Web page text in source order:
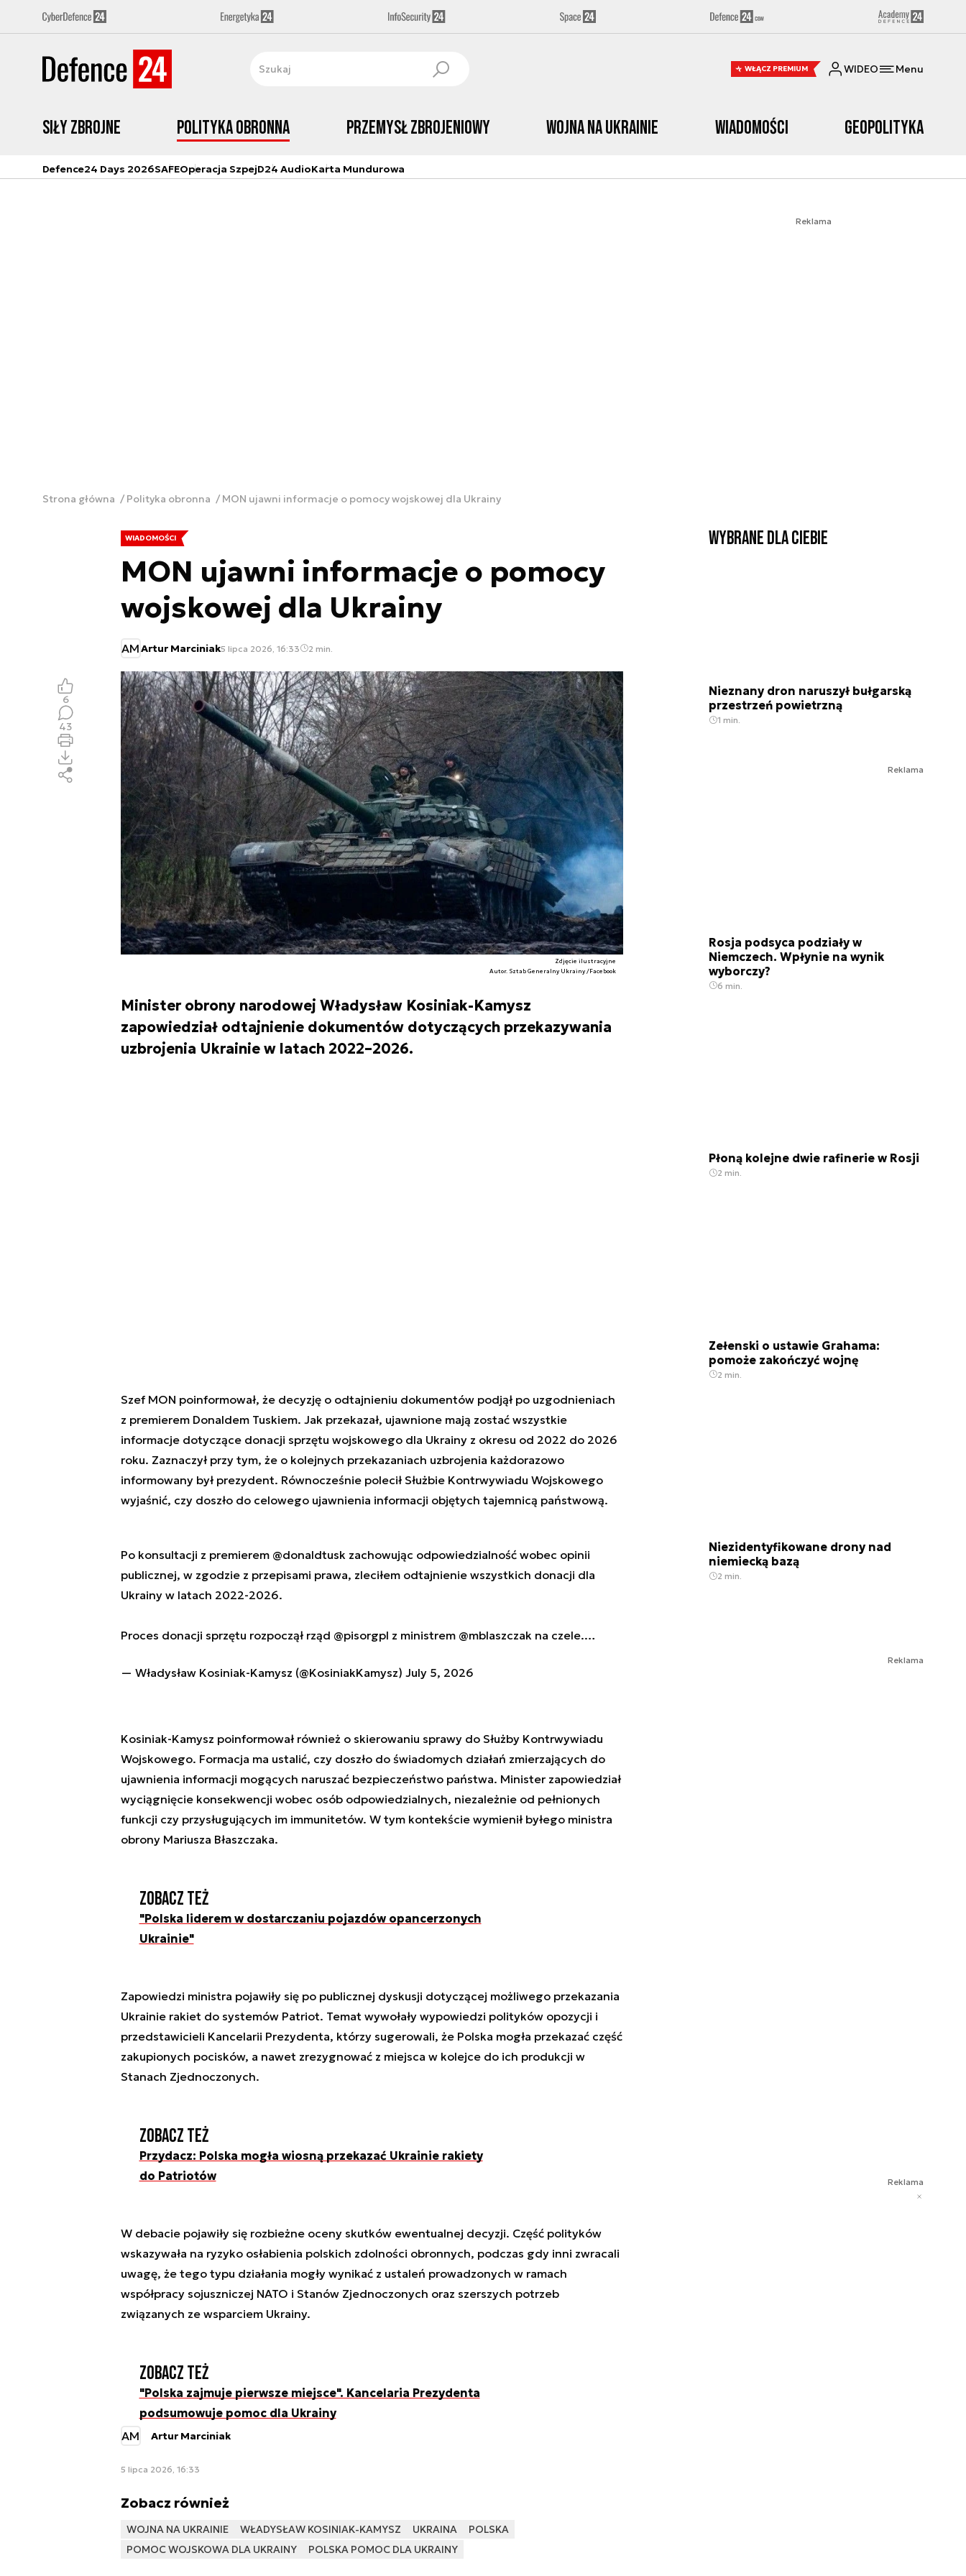
WŁĄCZ PREMIUM WIDEO Menu
Siły zbrojne Polityka obronna Przemysł Zbrojeniowy Wojna na Ukrainie Wiadomości Geopolityka
Defence24 Days 2026SAFEOperacja SzpejD24 AudioKarta Mundurowa
Reklama
Strona główna Polityka obronna MON ujawni informacje o pomocy wojskowej dla Ukrainy
WIADOMOŚCI
MON ujawni informacje o pomocy
wojskowej dla Ukrainy
AMArtur Marciniak5 lipca 2026, 16:33 2 min.
Zdjęcie ilustracyjne
Autor. Sztab Generalny Ukrainy /Facebook
Minister obrony narodowej Władysław Kosiniak-Kamysz
zapowiedział odtajnienie dokumentów dotyczących przekazywania
uzbrojenia Ukrainie w latach 2022–2026.
6
43
Szef MON poinformował, że decyzję o odtajnieniu dokumentów podjął po uzgodnieniach
z premierem Donaldem Tuskiem. Jak przekazał, ujawnione mają zostać wszystkie
informacje dotyczące donacji sprzętu wojskowego dla Ukrainy z okresu od 2022 do 2026
roku. Zaznaczył przy tym, że o kolejnych przekazaniach uzbrojenia każdorazowo
informowany był prezydent. Równocześnie polecił Służbie Kontrwywiadu Wojskowego
wyjaśnić, czy doszło do celowego ujawnienia informacji objętych tajemnicą państwową.
Po konsultacji z premierem @donaldtuskzachowując odpowiedzialność wobec opinii
publicznej, w zgodzie z przepisami prawa, zleciłem odtajnienie wszystkich donacji dla
Ukrainy w latach 2022-2026.
Proces donacji sprzętu rozpoczął rząd @pisorgpl z ministrem @mblaszczakna czele.…
— Władysław Kosiniak-Kamysz (@KosiniakKamysz) July 5, 2026
Kosiniak-Kamysz poinformował również o skierowaniu sprawy do Służby Kontrwywiadu
Wojskowego. Formacja ma ustalić, czy doszło do świadomych działań zmierzających do
ujawnienia informacji mogących naruszać bezpieczeństwo państwa. Minister zapowiedział
wyciągnięcie konsekwencji wobec osób odpowiedzialnych, niezależnie od pełnionych
funkcji czy przysługujących im immunitetów. W tym kontekście wymienił byłego ministra
obrony Mariusza Błaszczaka.
Zobacz też
"Polska liderem w dostarczaniu pojazdów opancerzonych
Ukrainie"
Zapowiedzi ministra pojawiły się po publicznej dyskusji dotyczącej możliwego przekazania
Ukrainie rakiet do systemów Patriot. Temat wywołały wypowiedzi polityków opozycji i
przedstawicieli Kancelarii Prezydenta, którzy sugerowali, że Polska mogła przekazać część
zakupionych pocisków, a nawet zrezygnować z miejsca w kolejce do ich produkcji w
Stanach Zjednoczonych.
Zobacz też
Przydacz: Polska mogła wiosną przekazać Ukrainie rakiety
do Patriotów
W debacie pojawiły się rozbieżne oceny skutków ewentualnej decyzji. Część polityków
wskazywała na ryzyko osłabienia polskich zdolności obronnych, podczas gdy inni zwracali
uwagę, że tego typu działania mogły wynikać z ustaleń prowadzonych w ramach
współpracy sojuszniczej NATO i Stanów Zjednoczonych oraz szerszych potrzeb
związanych ze wsparciem Ukrainy.
Zobacz też
"Polska zajmuje pierwsze miejsce". Kancelaria Prezydenta
podsumowuje pomoc dla Ukrainy
AM
Artur Marciniak
5 lipca 2026, 16:33
Zobacz również
WOJNA NA UKRAINIE WŁADYSŁAW KOSINIAK-KAMYSZ UKRAINA
POLSKA
POMOC WOJSKOWA DLA UKRAINY
POLSKA POMOC DLA UKRAINY
Wybrane dla Ciebie
Nieznany dron naruszył bułgarską
przestrzeń powietrzną
1 min.
Reklama
Rosja podsyca podziały w
Niemczech. Wpłynie na wynik
wyborczy?
6 min.
Płoną kolejne dwie rafinerie w Rosji
2 min.
Zełenski o ustawie Grahama:
pomoże zakończyć wojnę
2 min.
Niezidentyfikowane drony nad
niemiecką bazą
2 min.
Reklama
Reklama